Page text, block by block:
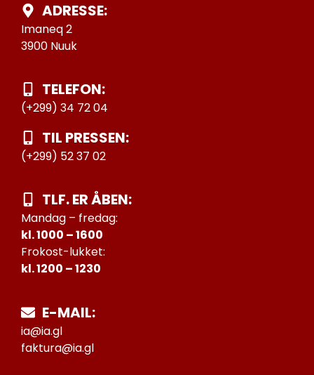
ADRESSE:
Imaneq 2
3900 Nuuk
TELEFON:
(+299) 34 72 04
TIL PRESSEN:
(+299) 52 37 02
TLF. ER ÅBEN:
Mandag – fredag:
kl. 1000 – 1600
Frokost-lukket:
kl. 1200 – 1230
E-MAIL:
ia@ia.gl
faktura@ia.gl